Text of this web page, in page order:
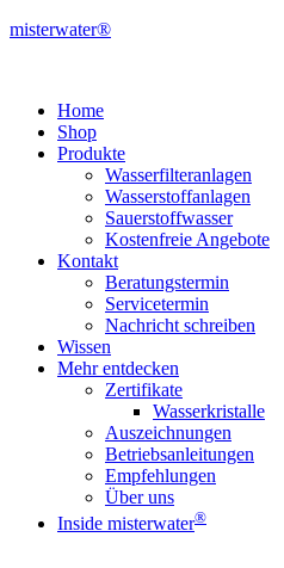
misterwater®
Home
Shop
Produkte
Wasserfilteranlagen
Wasserstoffanlagen
Sauerstoffwasser
Kostenfreie Angebote
Kontakt
Beratungstermin
Servicetermin
Nachricht schreiben
Wissen
Mehr entdecken
Zertifikate
Wasserkristalle
Auszeichnungen
Betriebsanleitungen
Empfehlungen
Über uns
Inside misterwater®